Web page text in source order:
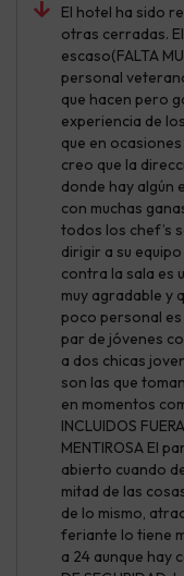
El hotel ha sido
otras cerradas.
escaso(FALTA
personal
que hacen pero
experiencia de
que en
creo que la
donde hay algún
con muchas
todos los chef’s
dirigir a su
contra la sala es
muy agradable y
poco personal es
par de jóvenes
a dos chicas
son las que
en momentos
INCLUIDOS
MENTIROSA El
abierto cuando
mitad de las
de lo mismo,
feriante lo tiene
a 24 aunque hay